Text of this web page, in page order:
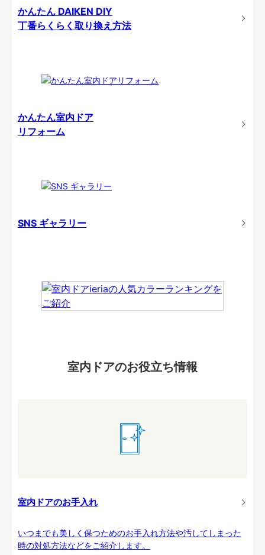
かんたん DAIKEN DIY
丁番らくらく取り換え方法
かんたん室内ドア
リフォーム
SNS ギャラリー
室内ドアのお役立ち情報
室内ドアのお手入れ
いつまでも美しく保つためのお手入れ方法や汚してしまった
時の対処方法などをご紹介します。